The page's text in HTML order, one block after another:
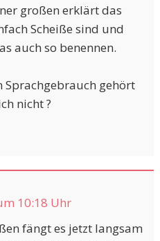
großen erklärt das
Scheiße sind und
auch so benennen.
Sprachgebrauch gehört
nicht ?
10:18 Uhr
fängt es jetzt langsam